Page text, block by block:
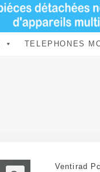
TELEPHONES
Ventirad